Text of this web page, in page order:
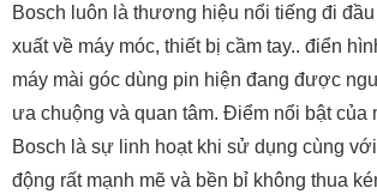
Bosch luôn là thương hiệu nổi tiếng đi
xuất về máy móc, thiết bị cầm tay.. điển
máy mài góc dùng pin hiện đang được
ưa chuộng và quan tâm. Điểm nổi bật của
Bosch là sự linh hoạt khi sử dụng cùng
động rất mạnh mẽ và bền bỉ không thua